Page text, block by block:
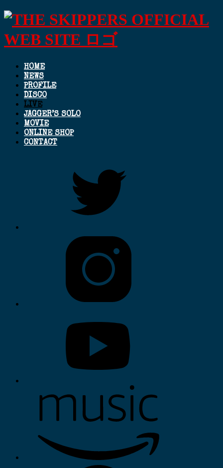
HOME
NEWS
PROFILE
DISCO
LIVE
JAGGER’S SOLO
MOVIE
ONLINE SHOP
CONTACT